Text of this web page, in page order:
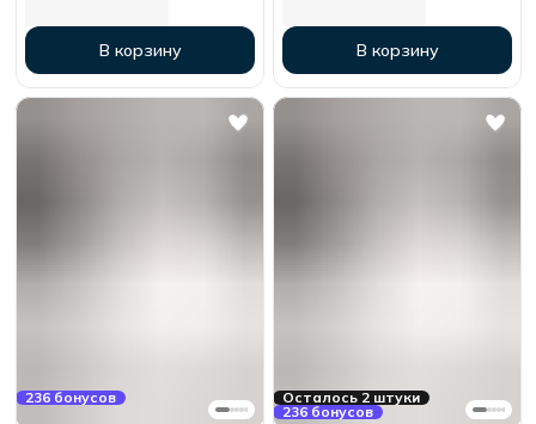
В корзину В корзину
236 бонусов
Осталось 2 штуки
236 бонусов